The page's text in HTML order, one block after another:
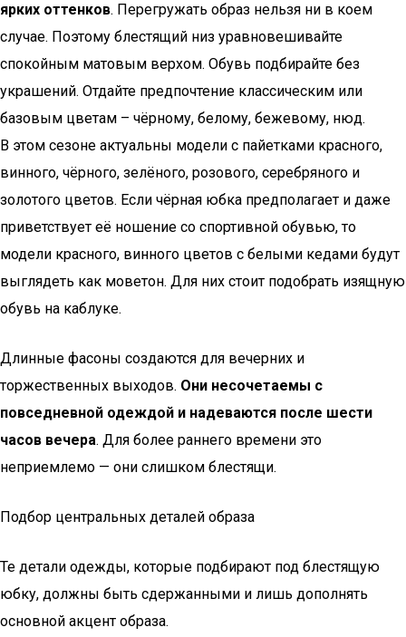
ярких оттенков. Перегружать образ нельзя ни в коем
случае. Поэтому блестящий низ уравновешивайте
спокойным матовым верхом. Обувь подбирайте без
украшений. Отдайте предпочтение классическим или
базовым цветам – чёрному, белому, бежевому, нюд.
В этом сезоне актуальны модели с пайетками красного,
винного, чёрного, зелёного, розового, серебряного и
золотого цветов. Если чёрная юбка предполагает и даже
приветствует её ношение со спортивной обувью, то
модели красного, винного цветов с белыми кедами будут
выглядеть как моветон. Для них стоит подобрать изящную
обувь на каблуке.
Длинные фасоны создаются для вечерних и
торжественных выходов. Они несочетаемы с
повседневной одеждой и надеваются после шести
часов вечера. Для более раннего времени это
неприемлемо — они слишком блестящи.
Подбор центральных деталей образа
Те детали одежды, которые подбирают под блестящую
юбку, должны быть сдержанными и лишь дополнять
основной акцент образа.